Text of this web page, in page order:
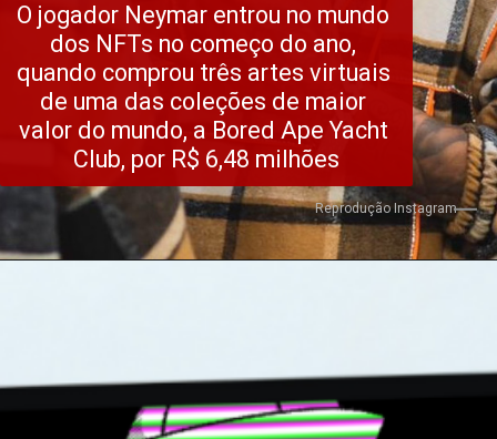
O jogador Neymar entrou no mundo
dos NFTs no começo do ano,
quando comprou três artes virtuais
de uma das coleções de maior
valor do mundo, a Bored Ape Yacht
Club, por R$ 6,48 milhões
Reprodução Instagram